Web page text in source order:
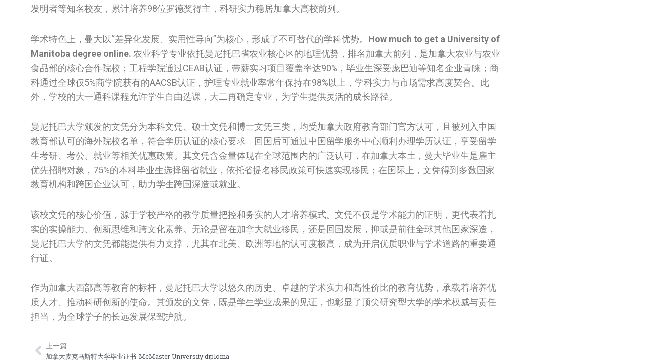
发明者等知名校友，累计培养98位罗德奖得主，科研实力稳居加拿大高校前列。
学术特色上，曼大以“差异化发展、实用性导向”为核心，形成了不可替代的学科优势。 How much to get a University of
Manitoba degree online. 农业科学专业依托曼尼托巴省农业核心区的地理优势，排名加拿大前列，是加拿大农业与农业
食品部的核心合作院校；工程学院通过CEAB认证，带薪实习项目覆盖率达90%，毕业生深受庞巴迪等知名企业青睐；商
科通过全球仅5%商学院获有的AACSB认证，护理专业就业率常年保持在98%以上，学科实力与市场需求高度契合。此
外，学校的大一通科课程允许学生自由选课，大二再确定专业，为学生提供灵活的成长路径。
曼尼托巴大学颁发的文凭分为本科文凭、硕士文凭和博士文凭三类，均受加拿大政府教育部门官方认可，且被列入中国
教育部认可的海外院校名单，符合学历认证的核心要求，回国后可通过中国留学服务中心顺利办理学历认证，享受留学
生考研、考公、就业等相关优惠政策。其文凭含金量体现在全球范围内的广泛认可，在加拿大本土，曼大毕业生是雇主
优先招聘对象，75%的本科毕业生选择留省就业，依托省提名移民政策可快速实现移民；在国际上，文凭得到多数国家
教育机构和跨国企业认可，助力学生跨国深造或就业。
该校文凭的核心价值，源于学校严格的教学质量把控和务实的人才培养模式。文凭不仅是学术能力的证明，更代表着扎
实的实操能力、创新思维和跨文化素养。无论是留在加拿大就业移民，还是回国发展，抑或是前往全球其他国家深造，
曼尼托巴大学的文凭都能提供有力支撑，尤其在北美、欧洲等地的认可度极高，成为开启优质职业与学术道路的重要通
行证。
作为加拿大西部高等教育的标杆，曼尼托巴大学以悠久的历史、卓越的学术实力和高性价比的教育优势，承载着培养优
质人才、推动科研创新的使命。其颁发的文凭，既是学生学业成果的见证，也彰显了顶尖研究型大学的学术权威与责任
担当，为全球学子的长远发展保驾护航。
Prev
上一篇
加拿大麦克马斯特大学毕业证书-McMaster University diploma